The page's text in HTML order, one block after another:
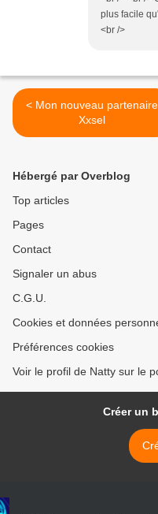
plus facile
<br />
< Mon nouveau partenaire
Xxsel
Hébergé par Overblog
Top articles
Pages
Contact
Signaler un abus
C.G.U.
Cookies et données
Préférences cookies
Voir le profil de Natty sur le
Créer un